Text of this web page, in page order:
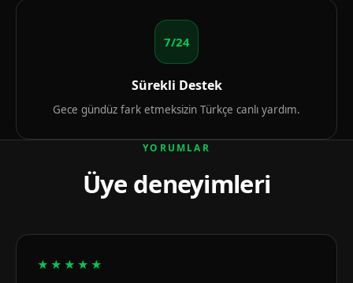
7/24
Sürekli Destek
Gece gündüz fark etmeksizin Türkçe canlı yardım.
YORUMLAR
Üye deneyimleri
★★★★★